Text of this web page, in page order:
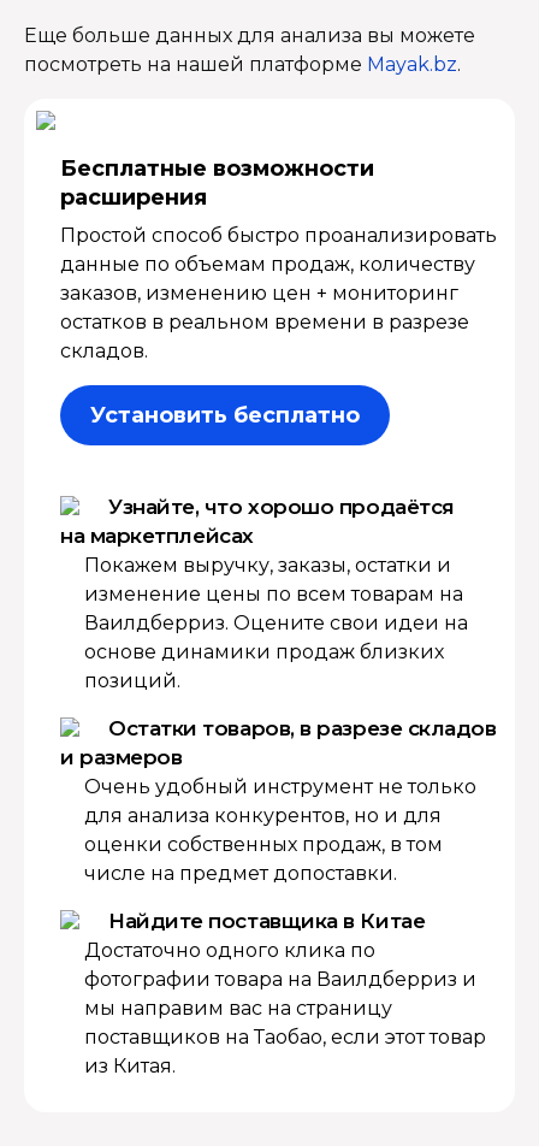
Еще больше данных для анализа вы можете
посмотреть на нашей платформе Mayak.bz.
Бесплатные возмож­ности
расширения
Простой способ быстро проанализировать
данные по объемам продаж, количеству
заказов, изменению цен + мониторинг
остатков в реальном времени в разрезе
складов.
Установить бесплатно
Узнайте, что хорошо продаётся
на маркетплейсах
Покажем выручку, заказы, остатки и
изменение цены по всем товарам на
Ваилдберриз. Оцените свои идеи на
основе динамики продаж близких
позиций.
Остатки товаров, в разрезе складов
и размеров
Очень удобный инструмент не только
для анализа конкурентов, но и для
оценки собственных продаж, в том
числе на предмет допоставки.
Найдите поставщика в Китае
Достаточно одного клика по
фотографии товара на Ваилдберриз и
мы направим вас на страницу
поставщиков на Таобао, если этот товар
из Китая.